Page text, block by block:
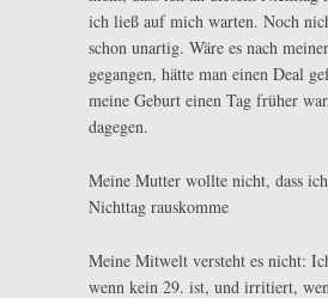
ich ließ auf mich warten. Noch
schon unartig. Wäre es nach
gegangen, hätte man einen Deal
meine Geburt einen Tag früher
dagegen.
Meine Mutter wollte nicht, dass
Nichttag rauskomme
Meine Mitwelt versteht es nicht:
wenn kein 29. ist, und irritiert,